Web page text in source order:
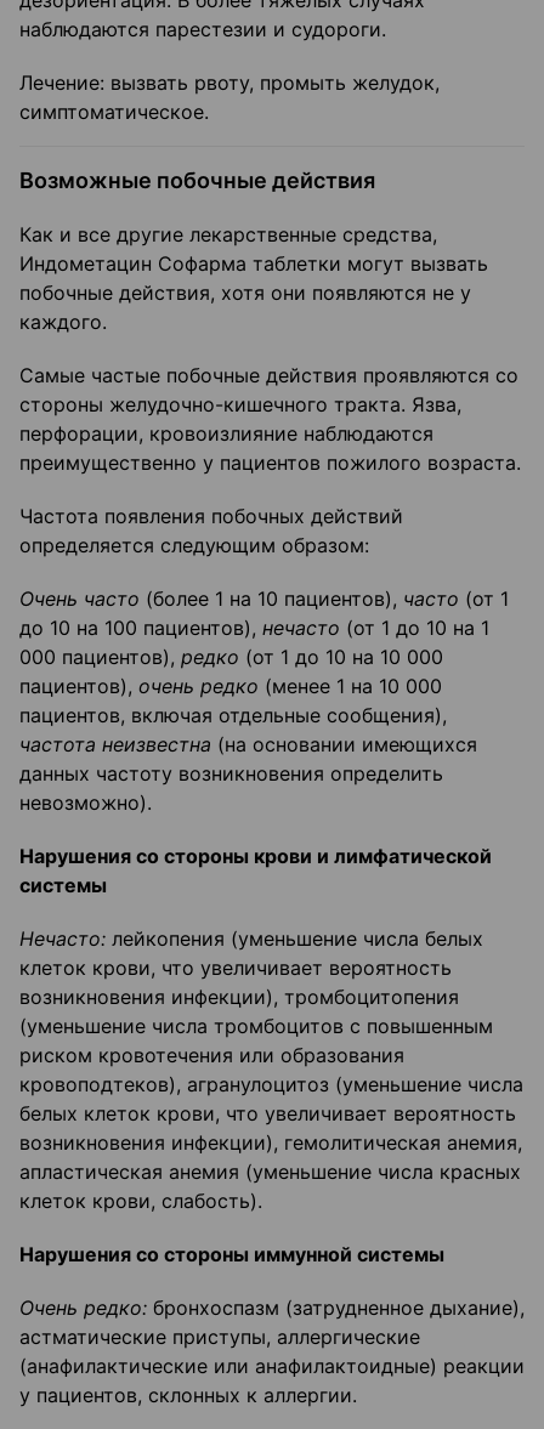
наблюдаются парестезии и судороги.
Лечение: вызвать рвоту, промыть желудок,
симптоматическое.
Возможные побочные действия
Как и все другие лекарственные средства,
Индометацин Софарма таблетки могут вызвать
побочные действия, хотя они появляются не у
каждого.
Самые частые побочные действия проявляются со
стороны желудочно-кишечного тракта. Язва,
перфорации, кровоизлияние наблюдаются
преимущественно у пациентов пожилого возраста.
Частота появления побочных действий
определяется следующим образом:
Очень часто (более 1 на 10 пациентов), часто (от 1
до 10 на 100 пациентов), нечасто (от 1 до 10 на 1
000 пациентов), редко (от 1 до 10 на 10 000
пациентов), очень редко (менее 1 на 10 000
пациентов, включая отдельные сообщения),
частота неизвестна (на основании имеющихся
данных частоту возникновения определить
невозможно).
Нарушения со стороны крови и лимфатической
системы
Нечасто: лейкопения (уменьшение числа белых
клеток крови, что увеличивает вероятность
возникновения инфекции), тромбоцитопения
(уменьшение числа тромбоцитов с повышенным
риском кровотечения или образования
кровоподтеков), агранулоцитоз (уменьшение числа
белых клеток крови, что увеличивает вероятность
возникновения инфекции), гемолитическая анемия,
апластическая анемия (уменьшение числа красных
клеток крови, слабость).
Нарушения со стороны иммунной системы
Очень редко: бронхоспазм (затрудненное дыхание),
астматические приступы, аллергические
(анафилактические или анафилактоидные) реакции
у пациентов, склонных к аллергии.